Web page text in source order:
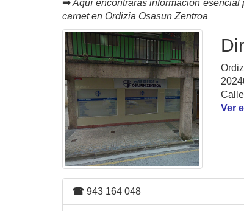
➡ Aquí encontraras información
carnet en Ordizia Osasun Zentroa
Ver
☎ 943 164 048